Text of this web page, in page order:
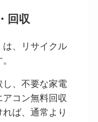
回収
は、リサイクル
し、不要な家電
コン無料回収
ば、通常より